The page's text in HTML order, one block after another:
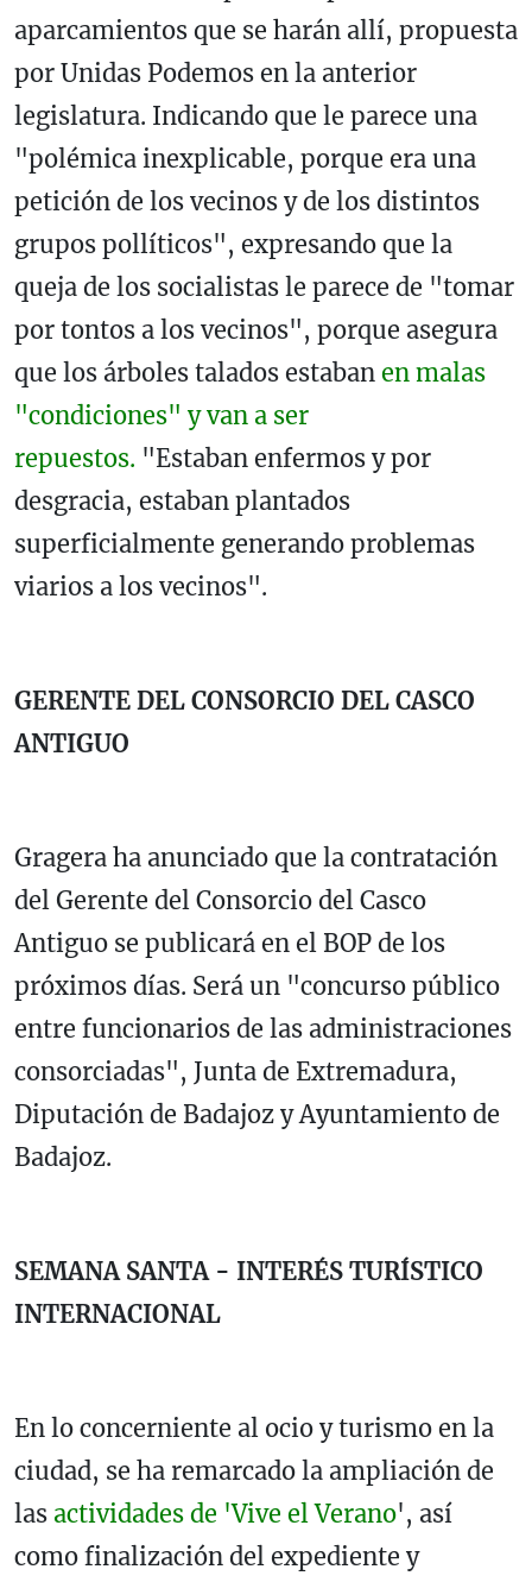
aparcamientos que se harán allí, propuesta
por Unidas Podemos en la anterior
legislatura. Indicando que le parece una
"polémica inexplicable, porque era una
petición de los vecinos y de los distintos
grupos pollíticos", expresando que la
queja de los socialistas le parece de "tomar
por tontos a los vecinos", porque asegura
que los árboles talados estaban en malas
"condiciones" y van a ser
repuestos. "Estaban enfermos y por
desgracia, estaban plantados
superficialmente generando problemas
viarios a los vecinos".
GERENTE DEL CONSORCIO DEL CASCO
ANTIGUO
Gragera ha anunciado que la contratación
del Gerente del Consorcio del Casco
Antiguo se publicará en el BOP de los
próximos días. Será un "concurso público
entre funcionarios de las administraciones
consorciadas", Junta de Extremadura,
Diputación de Badajoz y Ayuntamiento de
Badajoz.
SEMANA SANTA - INTERÉS TURÍSTICO
INTERNACIONAL
En lo concerniente al ocio y turismo en la
ciudad, se ha remarcado la ampliación de
las actividades de 'Vive el Verano', así
como finalización del expediente y